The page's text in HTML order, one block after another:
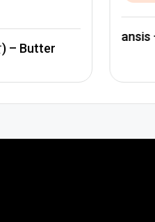
Citi